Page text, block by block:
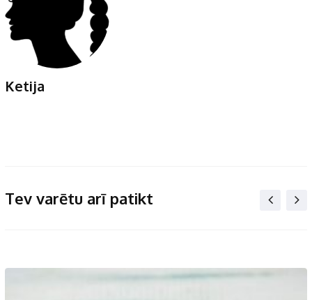
Ketija
Tev varētu arī patikt